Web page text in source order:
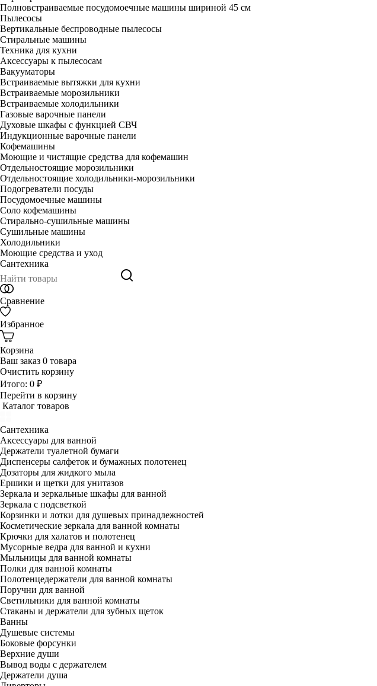
Полновстраиваемые посудомоечные машины шириной 45 см
Пылесосы
Вертикальные беспроводные пылесосы
Стиральные машины
Техника для кухни
Аксессуары к пылесосам
Вакууматоры
Встраиваемые вытяжки для кухни
Встраиваемые морозильники
Встраиваемые холодильники
Газовые варочные панели
Духовые шкафы с функцией СВЧ
Индукционные варочные панели
Кофемашины
Моющие и чистящие средства для кофемашин
Отдельностоящие морозильники
Отдельностоящие холодильники-морозильники
Подогреватели посуды
Посудомоечные машины
Соло кофемашины
Стирально-сушильные машины
Сушильные машины
Холодильники
Моющие средства и уход
Сантехника
Сравнение
Избранное
Корзина
Ваш заказ 0 товара
Очистить корзину
Итого: 0 ₽
Перейти в корзину
Каталог товаров
Сантехника
Аксессуары для ванной
Держатели туалетной бумаги
Диспенсеры салфеток и бумажных полотенец
Дозаторы для жидкого мыла
Ершики и щетки для унитазов
Зеркала и зеркальные шкафы для ванной
Зеркала с подсветкой
Корзинки и лотки для душевых принадлежностей
Косметические зеркала для ванной комнаты
Крючки для халатов и полотенец
Мусорные ведра для ванной и кухни
Мыльницы для ванной комнаты
Полки для ванной комнаты
Полотенцедержатели для ванной комнаты
Поручни для ванной
Светильники для ванной комнаты
Стаканы и держатели для зубных щеток
Ванны
Душевые системы
Боковые форсунки
Верхние души
Вывод воды с держателем
Держатели душа